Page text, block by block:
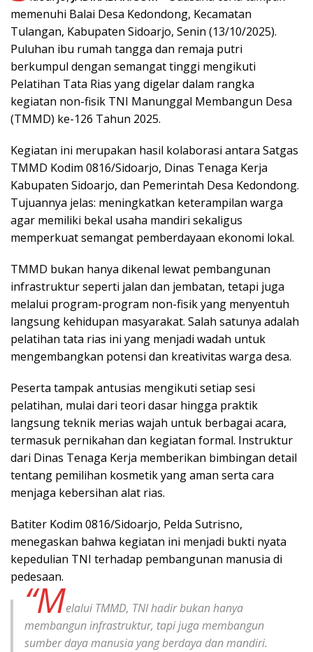
memenuhi Balai Desa Kedondong, Kecamatan
Tulangan, Kabupaten Sidoarjo, Senin (13/10/2025).
Puluhan ibu rumah tangga dan remaja putri
berkumpul dengan semangat tinggi mengikuti
Pelatihan Tata Rias yang digelar dalam rangka
kegiatan non-fisik TNI Manunggal Membangun Desa
(TMMD) ke-126 Tahun 2025.
Kegiatan ini merupakan hasil kolaborasi antara Satgas
TMMD Kodim 0816/Sidoarjo, Dinas Tenaga Kerja
Kabupaten Sidoarjo, dan Pemerintah Desa Kedondong.
Tujuannya jelas: meningkatkan keterampilan warga
agar memiliki bekal usaha mandiri sekaligus
memperkuat semangat pemberdayaan ekonomi lokal.
TMMD bukan hanya dikenal lewat pembangunan
infrastruktur seperti jalan dan jembatan, tetapi juga
melalui program-program non-fisik yang menyentuh
langsung kehidupan masyarakat. Salah satunya adalah
pelatihan tata rias ini yang menjadi wadah untuk
mengembangkan potensi dan kreativitas warga desa.
Peserta tampak antusias mengikuti setiap sesi
pelatihan, mulai dari teori dasar hingga praktik
langsung teknik merias wajah untuk berbagai acara,
termasuk pernikahan dan kegiatan formal. Instruktur
dari Dinas Tenaga Kerja memberikan bimbingan detail
tentang pemilihan kosmetik yang aman serta cara
menjaga kebersihan alat rias.
Batiter Kodim 0816/Sidoarjo, Pelda Sutrisno,
menegaskan bahwa kegiatan ini menjadi bukti nyata
kepedulian TNI terhadap pembangunan manusia di
pedesaan.
“Melalui TMMD, TNI hadir bukan hanya
membangun infrastruktur, tapi juga membangun
sumber daya manusia yang berdaya dan mandiri.